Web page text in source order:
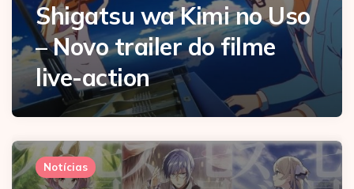
Shigatsu wa Kimi no Uso
– Novo trailer do filme
live-action
Notícias